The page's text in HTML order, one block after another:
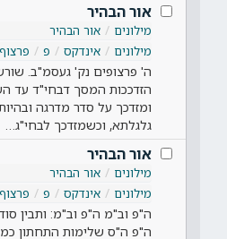
אור הבהיר
מילונים
אור הבהיר
מילונים
אינדקס פ פרצוף
ה' פרצופים נק' געסמ"ב.
הזדככות המסך דבחי"ד עד
ומזדכך על סדר מדרגה
גלגלתא, וכשמזדכך לבחי"ג…
אור הבהיר
מילונים
אור הבהיר
מילונים
אינדקס פ פרצוף
ה"פ וב"מ ה"פ וב"מ: ותבין
ה"פ ה"ס שלימות התחתון